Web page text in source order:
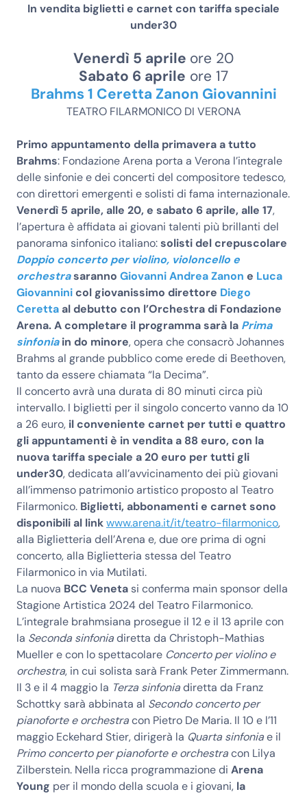
In vendita biglietti e carnet con tariffa speciale
under30
Venerdì 5 aprile ore 20
Sabato 6 aprile ore 17
Brahms 1 Ceretta Zanon Giovannini
TEATRO FILARMONICO DI VERONA
Primo appuntamento della primavera a tutto
Brahms: Fondazione Arena porta a Verona l’integrale
delle sinfonie e dei concerti del compositore tedesco,
con direttori emergenti e solisti di fama internazionale.
Venerdì 5 aprile, alle 20, e sabato 6 aprile, alle 17,
l’apertura è affidata ai giovani talenti più brillanti del
panorama sinfonico italiano:solisti del crepuscolare
Doppio concerto per violino, violoncello e
orchestrasaranno Giovanni Andrea Zanon e Luca
Giovanninicol giovanissimo direttore Diego
Ceretta al debutto con l’Orchestra di Fondazione
Arena. A completare il programma sarà la Prima
sinfoniain do minore, opera che consacrò Johannes
Brahms al grande pubblico come erede di Beethoven,
tanto da essere chiamata “la Decima”.
Il concerto avrà una durata di 80 minuti circa più
intervallo. I biglietti per il singolo concerto vanno da 10
a 26 euro, il conveniente carnet per tutti e quattro
gli appuntamenti è in vendita a 88 euro, con la
nuova tariffa speciale a 20 euro per tutti gli
under30, dedicata all’avvicinamento dei più giovani
all’immenso patrimonio artistico proposto al Teatro
Filarmonico. Biglietti, abbonamenti e carnet sono
disponibili al linkwww.arena.it/it/teatro-filarmonico,
alla Biglietteria dell’Arena e, due ore prima di ogni
concerto, alla Biglietteria stessa del Teatro
Filarmonico in via Mutilati.
La nuova BCC Veneta si conferma main sponsor della
Stagione Artistica 2024 del Teatro Filarmonico.
L’integrale brahmsiana prosegue il 12 e il 13 aprile con
la Seconda sinfoniadiretta da Christoph-Mathias
Mueller e con lo spettacolare Concerto per violino e
orchestra, in cui solista sarà Frank Peter Zimmermann.
Il 3 e il 4 maggio la Terza sinfoniadiretta da Franz
Schottky sarà abbinata al Secondo concerto per
pianoforte e orchestracon Pietro De Maria. Il 10 e l’11
maggio Eckehard Stier, dirigerà la Quarta sinfoniae il
Primo concerto per pianoforte e orchestracon Lilya
Zilberstein. Nella ricca programmazione di Arena
Young per il mondo della scuola e i giovani, la